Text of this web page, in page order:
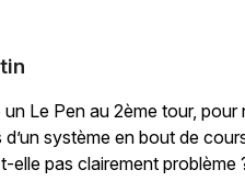
Le Pen au 2ème tour,
système en bout de
elle pas clairement